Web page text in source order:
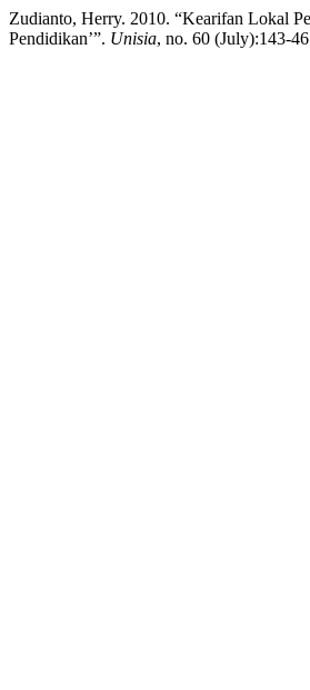
Zudianto, Herry. 2010. “Kearifan Lokal
Pendidikan’”. Unisia, no. 60 (July):143-